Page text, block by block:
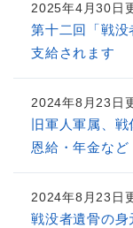
2025年4月30日
第十二回「戦
支給されます
2024年8月23日
旧軍人軍属、
恩給・年金など
2024年8月23日
戦没者遺骨の